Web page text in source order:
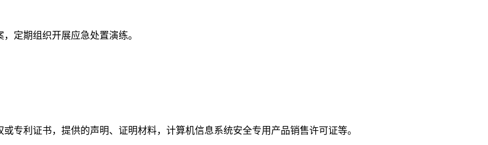
定期组织开展应急处置演练。
利证书，提供的声明、证明材料，计算机信息系统安全专用产品销售许可证等。